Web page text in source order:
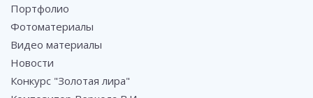
Портфолио
Фотоматериалы
Видео материалы
Новости
Конкурс "Золотая лира"